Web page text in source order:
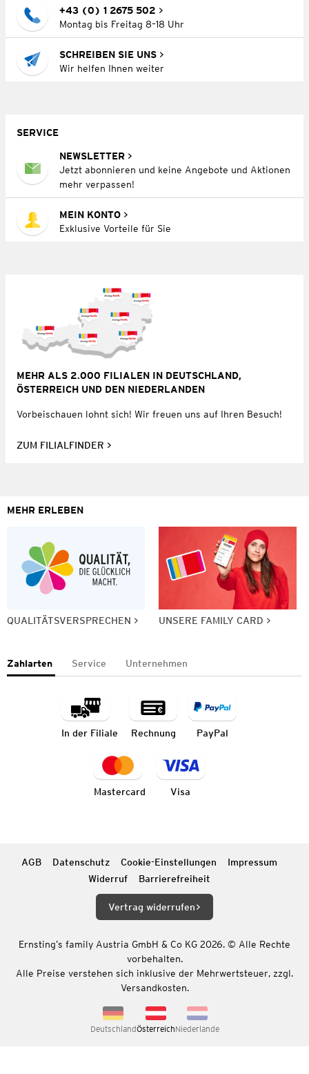
+43 (0) 1 2675 502
Montag bis Freitag 8–18 Uhr
SCHREIBEN SIE UNS
Wir helfen Ihnen weiter
SERVICE
NEWSLETTER
Jetzt abonnieren und keine Angebote und Aktionen
mehr verpassen!
MEIN KONTO
Exklusive Vorteile für Sie
MEHR ALS 2.000 FILIALEN IN DEUTSCHLAND,
ÖSTERREICH UND DEN NIEDERLANDEN
Vorbeischauen lohnt sich! Wir freuen uns auf Ihren Besuch!
ZUM FILIALFINDER
MEHR ERLEBEN
QUALITÄTSVERSPRECHEN UNSERE FAMILY CARD
Zahlarten Service Unternehmen
In der Filiale Rechnung PayPal
Mastercard Visa
AGB Datenschutz Cookie-Einstellungen
Impressum
Widerruf
Barrierefreiheit
Vertrag widerrufen
Ernsting’s family Austria GmbH & Co KG 2026. © Alle Rechte
vorbehalten.
Alle Preise verstehen sich inklusive der Mehrwertsteuer, zzgl.
Versandkosten.
DeutschlandÖsterreichNiederlande